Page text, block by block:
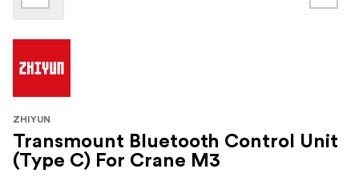
ZHIYUN
Transmount Bluetooth Control Unit
(Type C) For Crane M3